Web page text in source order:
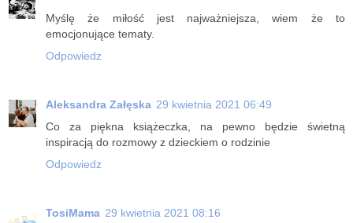
Myślę że miłość jest najważniejsza, wiem że to
emocjonujące tematy.
Odpowiedz
Aleksandra Załęska 29 kwietnia 2021 06:49
Co za piękna książeczka, na pewno będzie świetną
inspiracją do rozmowy z dzieckiem o rodzinie
Odpowiedz
TosiMama 29 kwietnia 2021 08:16